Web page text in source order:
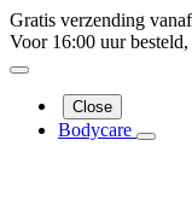
Gratis verzending
Voor 16:00 uur
Close
Bodycare